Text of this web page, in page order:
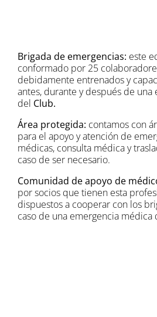
Brigada de emergencias: este
conformado por 25
debidamente entrenados y
antes, durante y después de
del Club.
Área protegida: contamos con
para el apoyo y atención de
médicas, consulta médica y
caso de ser necesario.
Comunidad de apoyo de
por socios que tienen esta
dispuestos a cooperar con los
caso de una emergencia médica